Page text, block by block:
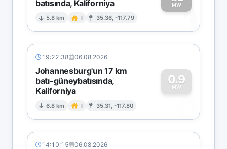
batısında, Kaliforniya
5.8 km I 35.36, -117.79
MW1
19:22:38 06.08.2026
Johannesburg'un 17 km
batı-güneybatısında,
Kaliforniya
6.8 km I 35.31, -117.80
0.9
MW
0
14:10:15 06.08.2026